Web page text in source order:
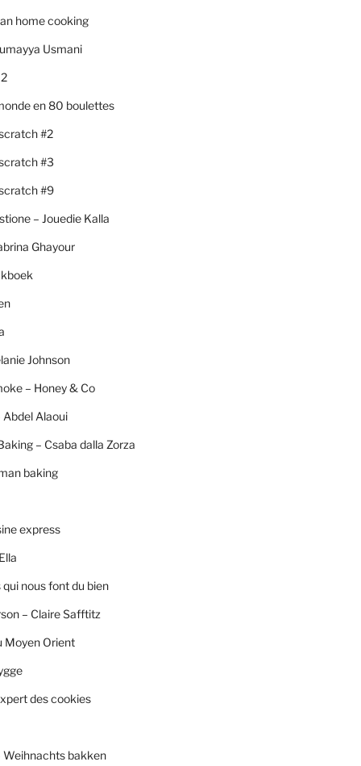
home cooking
Usmani
en 80 boulettes
#2
#3
#9
– Jouedie Kalla
Ghayour
Johnson
– Honey & Co
Abdel Alaoui
– Csaba dalla Zorza
baking
express
qui nous font du bien
– Claire Safftitz
Moyen Orient
des cookies
Weihnachts bakken